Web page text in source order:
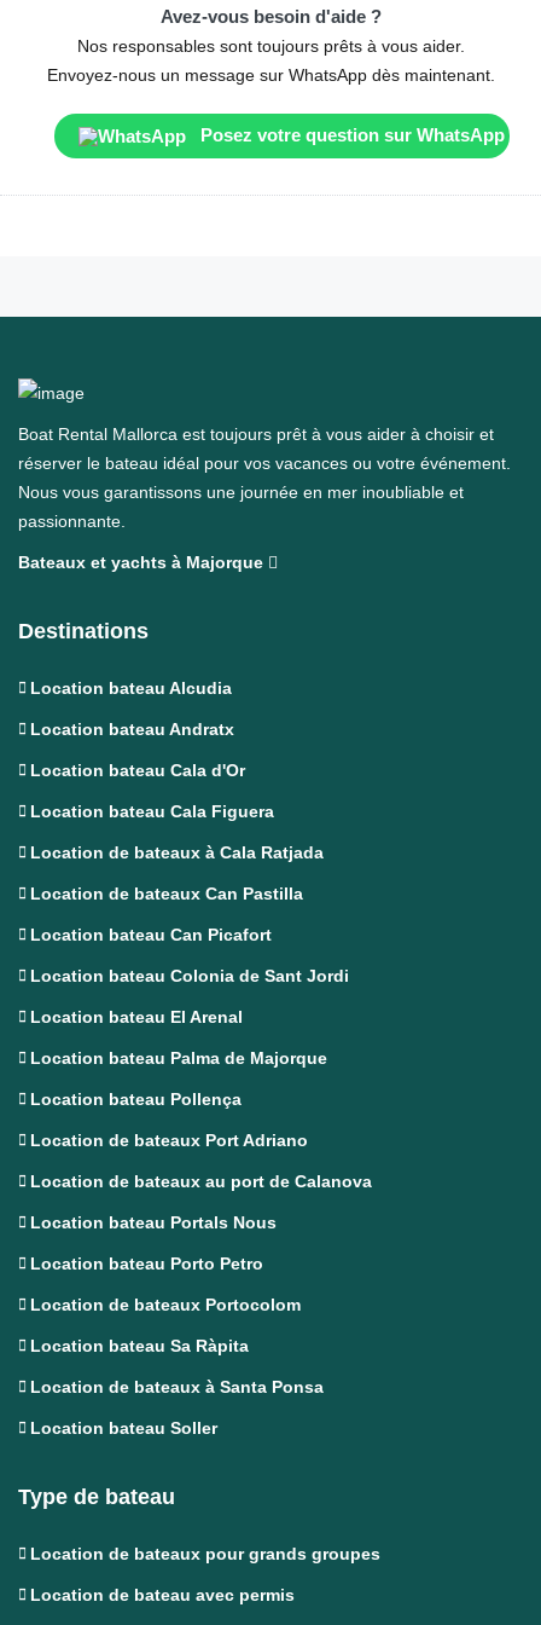
Avez-vous besoin d'aide ?
Nos responsables sont toujours prêts à vous aider.
Envoyez-nous un message sur WhatsApp dès maintenant.
Posez votre question sur WhatsApp
Boat Rental Mallorca est toujours prêt à vous aider à choisir et
réserver le bateau idéal pour vos vacances ou votre événement.
Nous vous garantissons une journée en mer inoubliable et
passionnante.
Bateaux et yachts à Majorque
Destinations
Location bateau Alcudia
Location bateau Andratx
Location bateau Cala d'Or
Location bateau Cala Figuera
Location de bateaux à Cala Ratjada
Location de bateaux Can Pastilla
Location bateau Can Picafort
Location bateau Colonia de Sant Jordi
Location bateau El Arenal
Location bateau Palma de Majorque
Location bateau Pollença
Location de bateaux Port Adriano
Location de bateaux au port de Calanova
Location bateau Portals Nous
Location bateau Porto Petro
Location de bateaux Portocolom
Location bateau Sa Ràpita
Location de bateaux à Santa Ponsa
Location bateau Soller
Type de bateau
Location de bateaux pour grands groupes
Location de bateau avec permis